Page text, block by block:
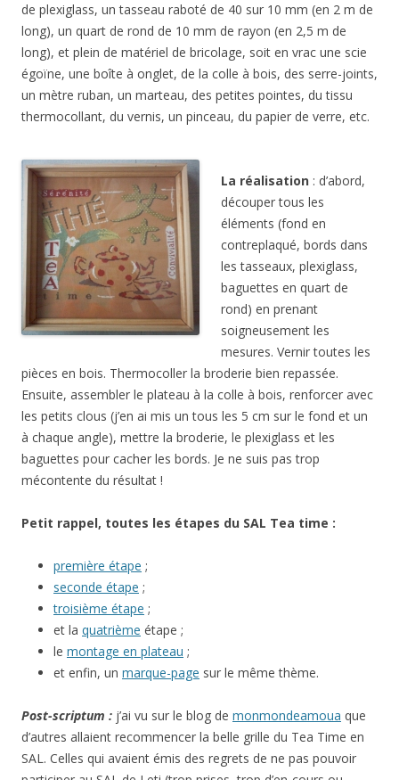
de plexiglass, un tasseau raboté de 40 sur 10 mm (en 2 m de
long), un quart de rond de 10 mm de rayon (en 2,5 m de
long), et plein de matériel de bricolage, soit en vrac une scie
égoïne, une boîte à onglet, de la colle à bois, des serre-joints,
un mètre ruban, un marteau, des petites pointes, du tissu
thermocollant, du vernis, un pinceau, du papier de verre, etc.
La réalisation : d’abord,
découper tous les
éléments (fond en
contreplaqué, bords dans
les tasseaux, plexiglass,
baguettes en quart de
rond) en prenant
soigneusement les
mesures. Vernir toutes les
pièces en bois. Thermocoller la broderie bien repassée.
Ensuite, assembler le plateau à la colle à bois, renforcer avec
les petits clous (j’en ai mis un tous les 5 cm sur le fond et un
à chaque angle), mettre la broderie, le plexiglass et les
baguettes pour cacher les bords. Je ne suis pas trop
mécontente du résultat !
Petit rappel, toutes les étapes du SAL Tea time :
première étape ;
seconde étape ;
troisième étape ;
et la quatrième étape ;
le montage en plateau ;
et enfin, un marque-page sur le même thème.
Post-scriptum : j’ai vu sur le blog de monmondeamoua que
d’autres allaient recommencer la belle grille du Tea Time en
SAL. Celles qui avaient émis des regrets de ne pas pouvoir